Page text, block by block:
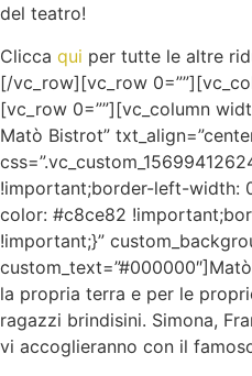
del teatro!
Clicca qui per tutte le altre
[/vc_row][vc_row
[vc_row 0=””][vc_column
Matò Bistrot”
!important;border-left-width:
color: #c8ce82
!important;}”
la propria terra e per le
ragazzi brindisini. Simona,
vi accoglieranno con il